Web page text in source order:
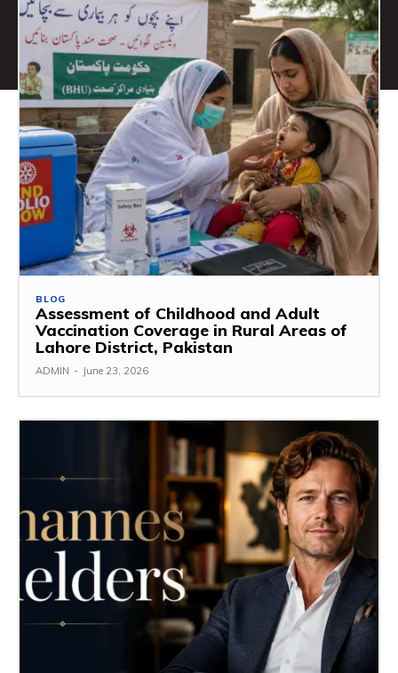
BLOG
Assessment of Childhood and Adult
Vaccination Coverage in Rural Areas of
Lahore District, Pakistan
ADMIN - June 23, 2026